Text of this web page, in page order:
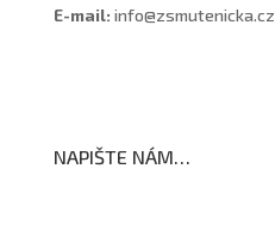
E-mail: info@zsmutenicka.cz
NAPIŠTE NÁM…